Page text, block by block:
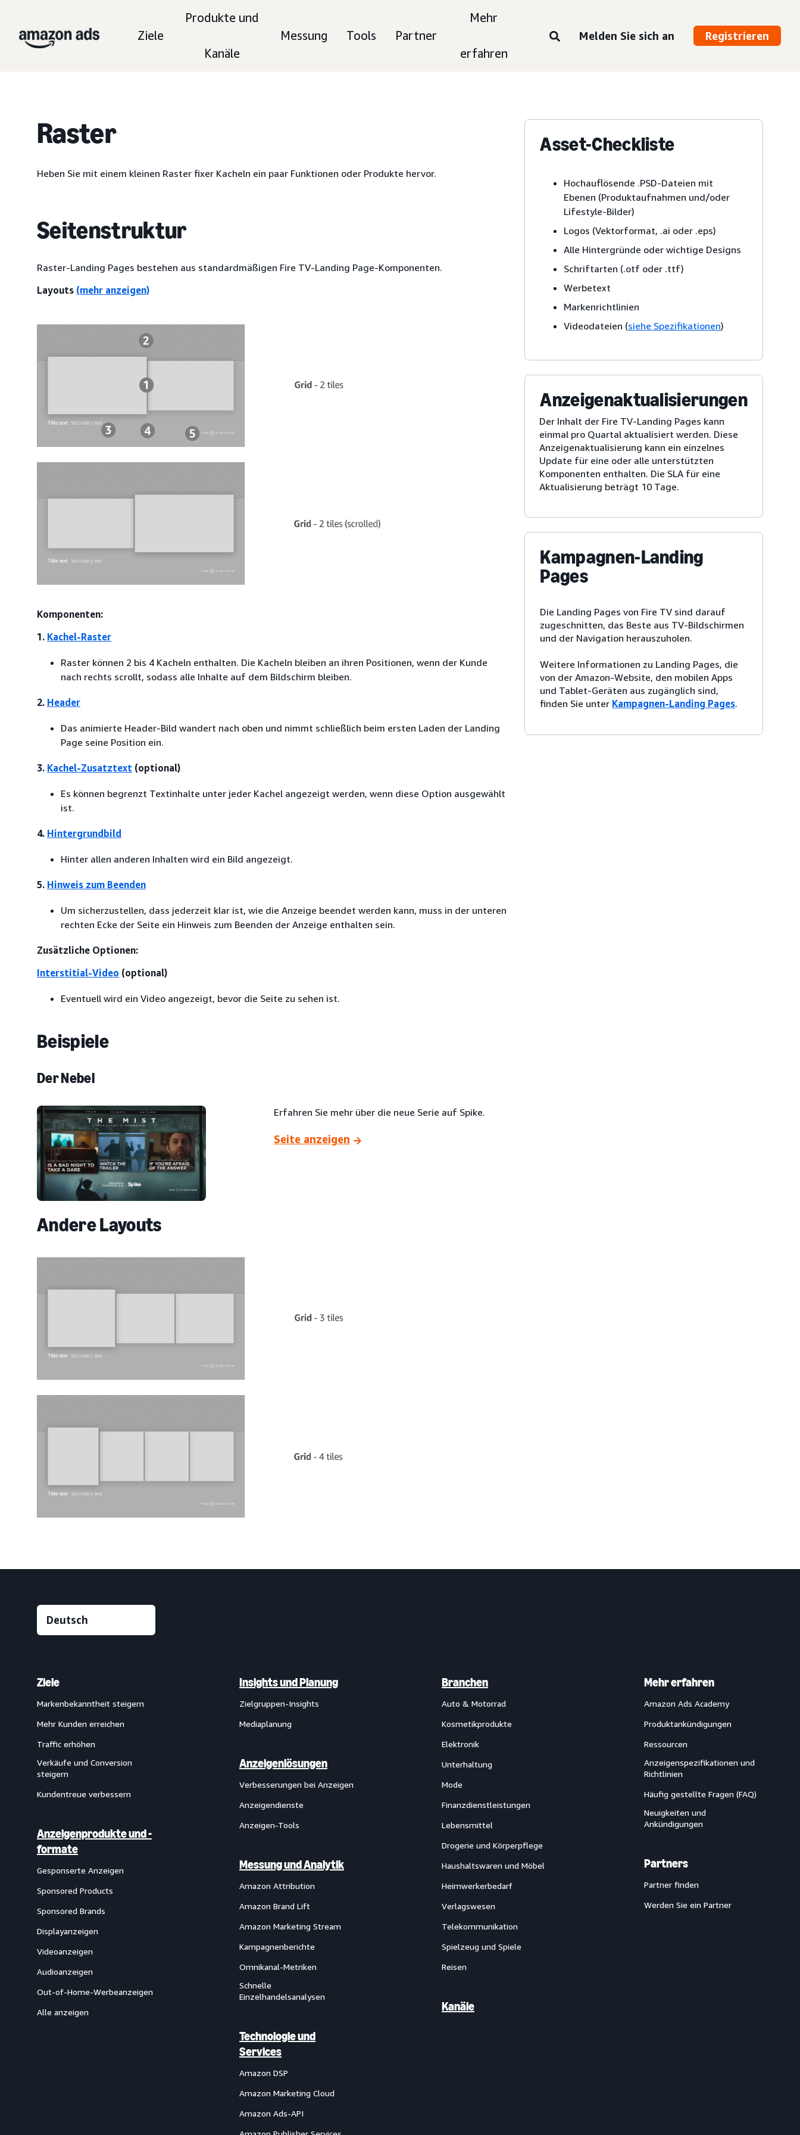
Ziele
Produkte und
Kanäle
Messung Tools Partner
Mehr
erfahren
Melden Sie sich an Registrieren
Raster
Heben Sie mit einem kleinen Raster fixer Kacheln ein paar Funktionen oder Produkte hervor.
Seitenstruktur
Raster-Landing Pages bestehen aus standardmäßigen Fire TV-Landing Page-Komponenten.
Layouts (mehr anzeigen)
Komponenten:
1. Kachel-Raster
Raster können 2 bis 4 Kacheln enthalten. Die Kacheln bleiben an ihren Positionen, wenn der Kunde
nach rechts scrollt, sodass alle Inhalte auf dem Bildschirm bleiben.
2. Header
Das animierte Header-Bild wandert nach oben und nimmt schließlich beim ersten Laden der Landing
Page seine Position ein.
3. Kachel-Zusatztext (optional)
Es können begrenzt Textinhalte unter jeder Kachel angezeigt werden, wenn diese Option ausgewählt
ist.
4. Hintergrundbild
Hinter allen anderen Inhalten wird ein Bild angezeigt.
5. Hinweis zum Beenden
Um sicherzustellen, dass jederzeit klar ist, wie die Anzeige beendet werden kann, muss in der unteren
rechten Ecke der Seite ein Hinweis zum Beenden der Anzeige enthalten sein.
Zusätzliche Optionen:
Interstitial-Video (optional)
Eventuell wird ein Video angezeigt, bevor die Seite zu sehen ist.
Beispiele
Der Nebel
Erfahren Sie mehr über die neue Serie auf Spike.
Seite anzeigen
Andere Layouts
Asset-Checkliste
Hochauflösende .PSD-Dateien mit
Ebenen (Produktaufnahmen und/oder
Lifestyle-Bilder)
Logos (Vektorformat, .ai oder .eps)
Alle Hintergründe oder wichtige Designs
Schriftarten (.otf oder .ttf)
Werbetext
Markenrichtlinien
Videodateien (siehe Spezifikationen)
Anzeigenaktualisierungen
Der Inhalt der Fire TV-Landing Pages kann
einmal pro Quartal aktualisiert werden. Diese
Anzeigenaktualisierung kann ein einzelnes
Update für eine oder alle unterstützten
Komponenten enthalten. Die SLA für eine
Aktualisierung beträgt 10 Tage.
Kampagnen-Landing
Pages
Die Landing Pages von Fire TV sind darauf
zugeschnitten, das Beste aus TV-Bildschirmen
und der Navigation herauszuholen.
Weitere Informationen zu Landing Pages, die
von der Amazon-Website, den mobilen Apps
und Tablet-Geräten aus zugänglich sind,
finden Sie unter Kampagnen-Landing Pages.
Ziele
Markenbekanntheit steigern
Mehr Kunden erreichen
Traffic erhöhen
Verkäufe und Conversion
steigern
Kundentreue verbessern
Anzeigenprodukte und -
formate
Gesponserte Anzeigen
Sponsored Products
Sponsored Brands
Displayanzeigen
Videoanzeigen
Audioanzeigen
Out-of-Home-Werbeanzeigen
Alle anzeigen
Insights und Planung
Zielgruppen-Insights
Mediaplanung
Anzeigenlösungen
Verbesserungen bei Anzeigen
Anzeigendienste
Anzeigen-Tools
Messung und Analytik
Amazon Attribution
Amazon Brand Lift
Amazon Marketing Stream
Kampagnenberichte
Omnikanal-Metriken
Schnelle
Einzelhandelsanalysen
Technologie und
Services
Amazon DSP
Amazon Marketing Cloud
Amazon Ads-API
Branchen
Auto & Motorrad
Kosmetikprodukte
Elektronik
Unterhaltung
Mode
Finanzdienstleistungen
Lebensmittel
Drogerie und Körperpflege
Haushaltswaren und Möbel
Heimwerkerbedarf
Verlagswesen
Telekommunikation
Spielzeug und Spiele
Reisen
Kanäle
Mehr erfahren
Amazon Ads Academy
Produktankündigungen
Ressourcen
Anzeigenspezifikationen und
Richtlinien
Häufig gestellte Fragen (FAQ)
Neuigkeiten und
Ankündigungen
Partners
Partner finden
Werden Sie ein Partner